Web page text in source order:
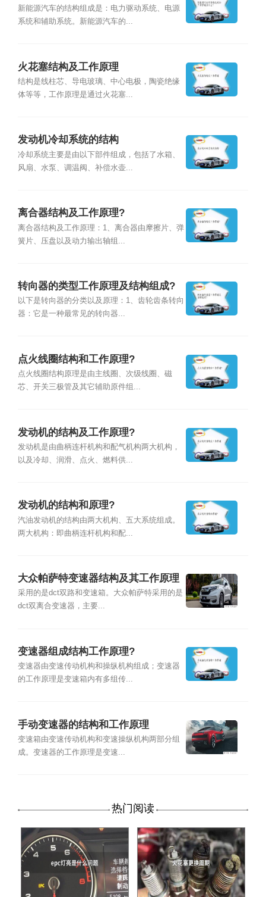
什么？
新能源汽车的结构组成是：电力驱动系统、电源
系统和辅助系统。新能源汽车的...
火花塞结构及工作原理
结构是线柱芯、导电玻璃、中心电极，陶瓷绝缘
体等等，工作原理是通过火花塞...
发动机冷却系统的结构
冷却系统主要是由以下部件组成，包括了水箱、
风扇、水泵、调温阀、补偿水壶...
离合器结构及工作原理?
离合器结构及工作原理：1、离合器由摩擦片、弹
簧片、压盘以及动力输出轴组...
转向器的类型工作原理及结构组成?
以下是转向器的分类以及原理：1、齿轮齿条转向
器：它是一种最常见的转向器...
点火线圈结构和工作原理?
点火线圈结构原理是由主线圈、次级线圈、磁
芯、开关三极管及其它辅助原件组...
发动机的结构及工作原理?
发动机是由曲柄连杆机构和配气机构两大机构，
以及冷却、润滑、点火、燃料供...
发动机的结构和原理?
汽油发动机的结构由两大机构、五大系统组成。
两大机构：即曲柄连杆机构和配...
大众帕萨特变速器结构及其工作原理
采用的是dct双路和变速箱。大众帕萨特采用的是
dct双离合变速器，主要...
变速器组成结构工作原理?
变速器由变速传动机构和操纵机构组成；变速器
的工作原理是变速箱内有多组传...
手动变速器的结构和工作原理
变速箱由变速传动机构和变速操纵机构两部分组
成。变速器的工作原理是变速...
热门阅读